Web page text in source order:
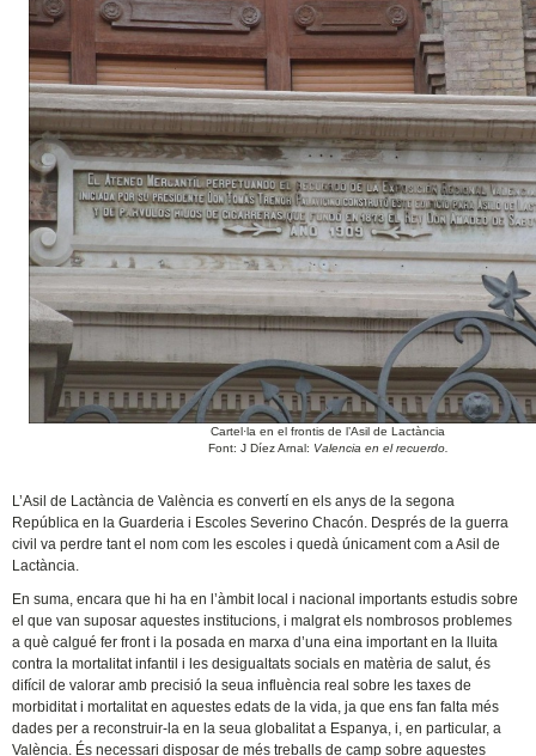
Cartel·la en el frontis de l’Asil de Lactància
Font: J Díez Arnal: Valencia en el recuerdo.
L’Asil de Lactància de València es convertí en els anys de la segona
República en la Guarderia i Escoles Severino Chacón. Després de la guerra
civil va perdre tant el nom com les escoles i quedà únicament com a Asil de
Lactància.
En suma, encara que hi ha en l’àmbit local i nacional importants estudis sobre
el que van suposar aquestes institucions, i malgrat els nombrosos problemes
a què calgué fer front i la posada en marxa d’una eina important en la lluita
contra la mortalitat infantil i les desigualtats socials en matèria de salut, és
difícil de valorar amb precisió la seua influència real sobre les taxes de
morbiditat i mortalitat en aquestes edats de la vida, ja que ens fan falta més
dades per a reconstruir-la en la seua globalitat a Espanya, i, en particular, a
València. És necessari disposar de més treballs de camp sobre aquestes